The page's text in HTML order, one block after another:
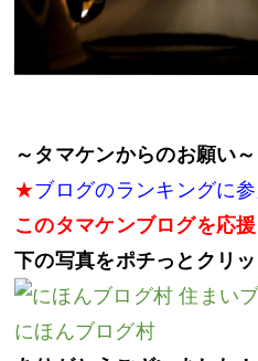
～ タマケンからのお願い～
★ブログのランキングに
このタマケンブログを応
下の写真をポチっとクリ
にほんブログ村